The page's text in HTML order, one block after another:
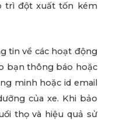
trì đột xuất tốn kém
tin về các hoạt động
bạn thông báo hoặc
minh hoặc id email
của xe. Khi bảo
thọ và hiệu quả sử